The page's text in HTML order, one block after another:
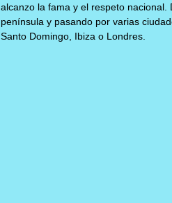
alcanzo la fama y el respeto
península y pasando por varias
Santo Domingo, Ibiza o Londres.